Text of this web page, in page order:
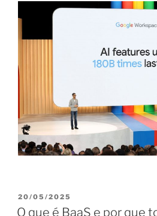
PUBLICADO
EM
20/05/2025
O que é BaaS e por que